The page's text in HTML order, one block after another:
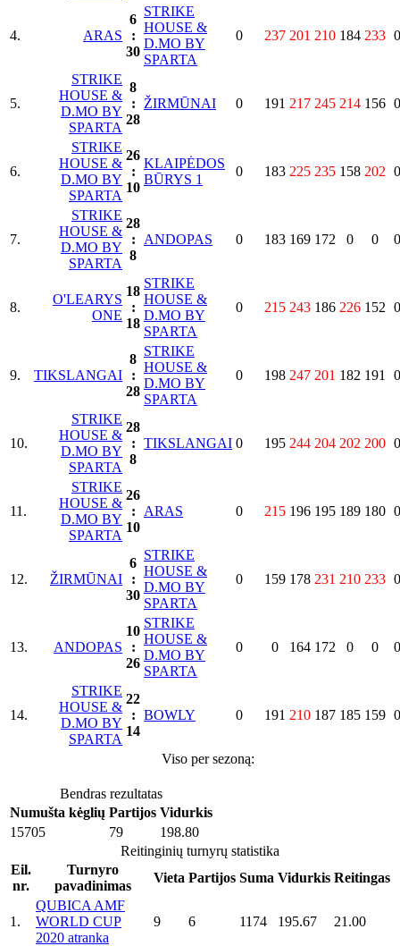
4. ARAS
6
:
30
STRIKE
HOUSE &
D.MO BY
SPARTA
0 237 201 210 184 233 0
5.
STRIKE
HOUSE &
D.MO BY
SPARTA
8
:
28
ŽIRMŪNAI 0 191 217 245 214 156 0
6.
STRIKE
HOUSE &
D.MO BY
SPARTA
26
:
10
KLAIPĖDOS
BŪRYS 1
0 183 225 235 158 202 0
7.
STRIKE
HOUSE &
D.MO BY
SPARTA
28
:
8
ANDOPAS 0 183 169 172 0 0 0
8.
O'LEARYS
ONE
18
:
18
STRIKE
HOUSE &
D.MO BY
SPARTA
0 215 243 186 226 152 0
9. TIKSLANGAI
8
:
28
STRIKE
HOUSE &
D.MO BY
SPARTA
0 198 247 201 182 191 0
10.
STRIKE
HOUSE &
D.MO BY
SPARTA
28
:
8
TIKSLANGAI 0 195 244 204 202 200 0
11.
STRIKE
HOUSE &
D.MO BY
SPARTA
26
:
10
ARAS 0 215 196 195 189 180 0
12. ŽIRMŪNAI
6
:
30
STRIKE
HOUSE &
D.MO BY
SPARTA
0 159 178 231 210 233 0
13. ANDOPAS
10
:
26
STRIKE
HOUSE &
D.MO BY
SPARTA
0 0 164 172 0 0 0
14.
STRIKE
HOUSE &
D.MO BY
SPARTA
22
:
14
BOWLY 0 191 210 187 185 159 0
Viso per sezoną:
Bendras rezultatas
Numušta kėglių Partijos Vidurkis
15705
79
198.80
Reitinginių turnyrų statistika
Eil.
nr.
Turnyro
pavadinimas
Vieta Partijos Suma Vidurkis Reitingas
1.
QUBICA AMF
WORLD CUP
2020 atranka
9 6 1174 195.67 21.00